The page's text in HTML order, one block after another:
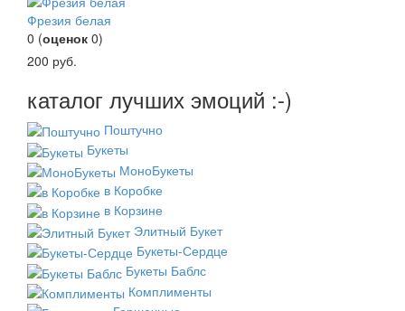
Фрезия белая
0 (оценок 0)
200 руб.
каталог лучших эмоций :-)
Поштучно
Букеты
МоноБукеты
в Коробке
в Корзине
Элитный Букет
Букеты-Сердце
Букеты Баблс
Комплименты